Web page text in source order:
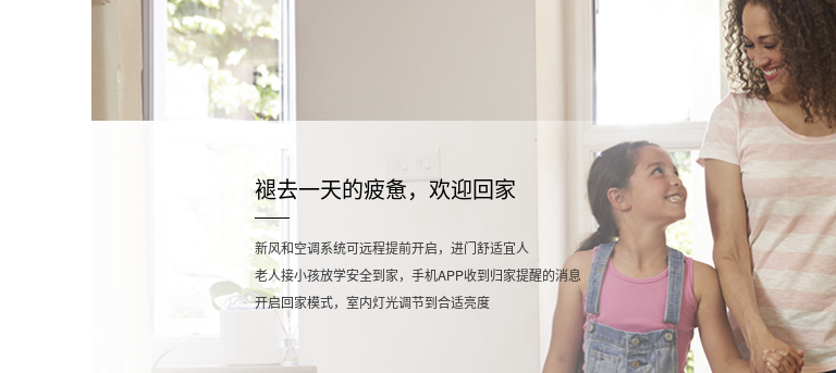
耳边传来喜欢的背景音乐
室内灯光自动调节到合适的亮度
窗帘缓缓打开，阳光洒进来
新风系统开启，新鲜的空气送到枕前
离家模式开启，所有家用电器一键关闭
安防系统打开，为您守护家的安全
午间休息，通过摄像头看看家中宠物是否安全
光照感应器监测阳光暴晒程度，联动窗帘控制器关闭窗帘，保护地板
遇陌生人入侵，家中背景音乐系统发出警报声，吓退入侵者
手机上同步收到报警消息推送
褪去一天的疲惫，欢迎回家
新风和空调系统可远程提前开启，进门舒适宜人
老人接小孩放学安全到家，手机APP收到归家提醒的消息
开启回家模式，室内灯光调节到合适亮度
烹饪时间，可燃气体探测器与烟雾报警器实时监测，安全可靠
遇天然气泄漏，探测器联动机械臂关闭电磁阀，自动开窗通风，从源头切断隐患
开启晚餐模式，灯光调节到合适亮度，音乐响起
窝在沙发上无需起身，聪普智能语音遥控器提供按键、触摸、语音三种控制方式
电视模式，一键开启电视机等娱乐设备，灯光变暗，窗帘缓缓拉上
音乐模式，在任意房间欣赏流媒体CD品质的音乐，曲风曲库随意切换
流光溢彩LED智能灯带变幻出富有韵律感的光线色彩，增强体验
沐浴模式开启，水温调整到合适温度
水浸传感器实时监测是否有水溢出，保护家中木地板
轻柔的音乐响起，释放一天的疲惫
睡意渐浓，无需起身，只要对着聪普智能语音面板，一声令
下启动“睡眠模式”，所有灯光一键关闭
安保系统开启夜间模式